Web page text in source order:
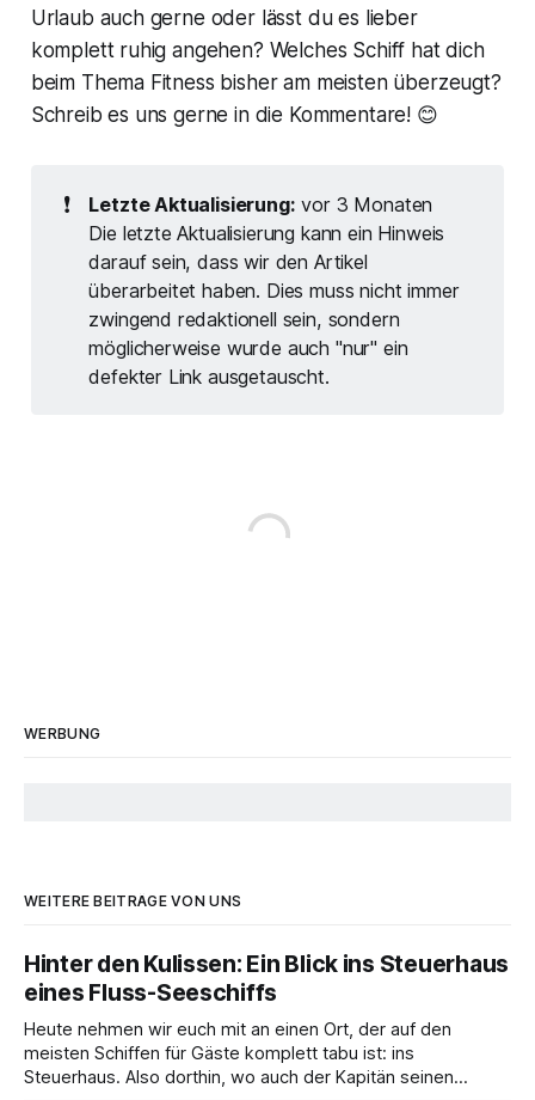
Urlaub auch gerne oder lässt du es lieber
komplett ruhig angehen? Welches Schiff hat dich
beim Thema Fitness bisher am meisten überzeugt?
Schreib es uns gerne in die Kommentare! 😊
❗ Letzte Aktualisierung: vor 3 Monaten
Die letzte Aktualisierung kann ein Hinweis
darauf sein, dass wir den Artikel
überarbeitet haben. Dies muss nicht immer
zwingend redaktionell sein, sondern
möglicherweise wurde auch "nur" ein
defekter Link ausgetauscht.
WERBUNG
WEITERE BEITRÄGE VON UNS
Hinter den Kulissen: Ein Blick ins Steuerhaus
eines Fluss-Seeschiffs
Heute nehmen wir euch mit an einen Ort, der auf den
meisten Schiffen für Gäste komplett tabu ist: ins
Steuerhaus. Also dorthin, wo auch der Kapitän seinen